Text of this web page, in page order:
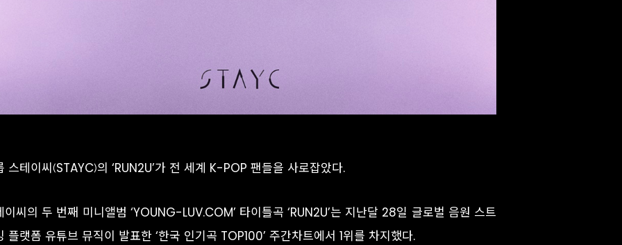
스테이씨(STAYC)의 ‘RUN2U’가 전 세계 K-POP 팬들을 사로잡았다.
이씨의 두 번째 미니앨범 ‘YOUNG-LUV.COM’ 타이틀곡 ‘RUN2U’는 지난달 28일 글로벌 음원 스트
플랫폼 유튜브 뮤직이 발표한 ‘한국 인기곡 TOP100’ 주간차트에서 1위를 차지했다.